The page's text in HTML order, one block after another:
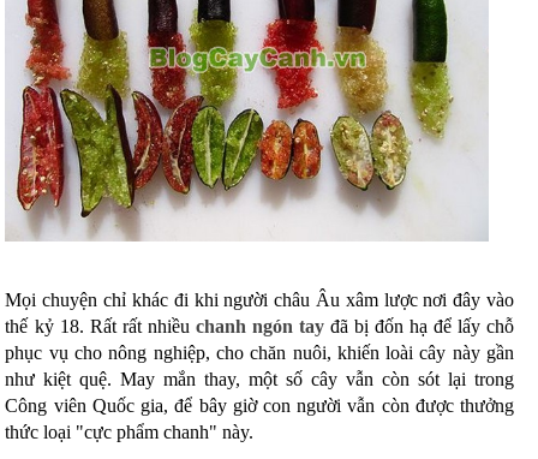
Mọi chuyện chỉ khác đi khi người châu Âu xâm lược nơi đây vào
thế kỷ 18. Rất rất nhiều chanh ngón tayđã bị đốn hạ để lấy chỗ
phục vụ cho nông nghiệp, cho chăn nuôi, khiến loài cây này gần
như kiệt quệ. May mắn thay, một số cây vẫn còn sót lại trong
Công viên Quốc gia, để bây giờ con người vẫn còn được thưởng
thức loại "cực phẩm chanh" này.